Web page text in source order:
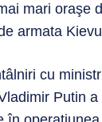
mari oraşe
armata
cu
Putin